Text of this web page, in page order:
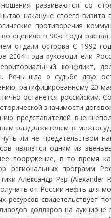
развиваются со
накануне своего визита
противоречия
оценило в 90-е годы распад
отдали острова С 1992
2004 года руководители
конфликт,
Речь шла о судьбе двух
ратифицированному 20
останется российским.
значимости
представителей
раздражителем в
ли не предательством
является одним из
вооружение, в то время
региональных программ
Александр Рар (Alexander
от России нефть для
ресурсов свидетельствует
долларов на аукционе